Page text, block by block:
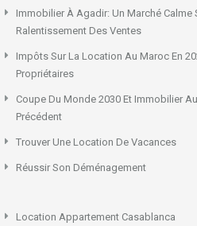
Immobilier À Agadir: Un Marché Calme
Ralentissement Des Ventes
Impôts Sur La Location Au Maroc En
Propriétaires
Coupe Du Monde 2030 Et Immobilier
Précédent
Trouver Une Location De Vacances
Réussir Son Déménagement
Location Appartement Casablanca